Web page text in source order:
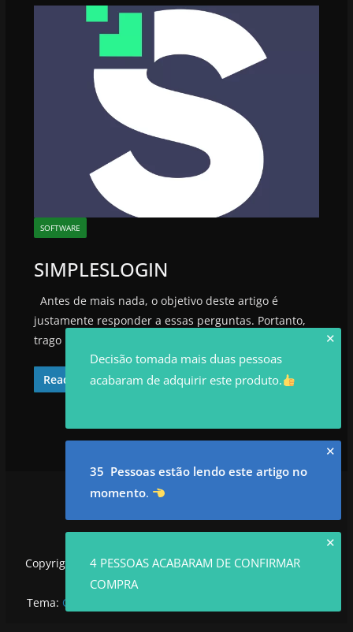
SOFTWARE
SIMPLESLOGIN
Antes de mais nada, o objetivo deste artigo é
justamente responder a essas perguntas. Portanto,
trago nesse artigo review
Read More
Copyright © 2026utilidadesrowan.com . Todos os direitos
Tema: ColorMag
✕
Decisão tomada mais duas pessoas
acabaram de adquirir este produto.
✕
35 Pessoas estão lendo este artigo no
momento.
✕
4 PESSOAS ACABARAM DE CONFIRMAR
COMPRA